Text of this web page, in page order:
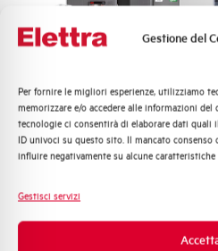
Gestione del
Per fornire le migliori esperienze, utilizziamo
memorizzare e/o accedere alle informazioni
tecnologie ci consentirà di elaborare dati quali
ID univoci su questo sito. Il mancato consenso
influire negativamente su alcune caratteristiche
Gestisci servizi
Temperatura di funzionamento
(°C)
Montaggio
Larghezza Effettiva
Quali argomenti ti
Distribuzione di Energia
Automazione Industriale
Sistema Quadri
Promozioni e offerte